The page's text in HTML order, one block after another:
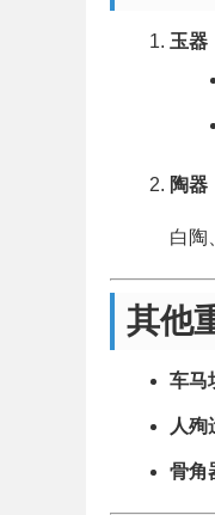
玉器
陶器
白陶
其他
车马
人殉
骨角